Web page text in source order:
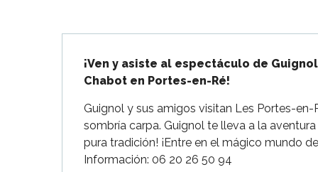
¡Ven y asiste al espectáculo de
Chabot en Portes-en-Ré!
Guignol y sus amigos visitan Les Portes-
sombría carpa. Guignol te lleva a la
pura tradición! ¡Entre en el mágico mundo
Información: 06 20 26 50 94